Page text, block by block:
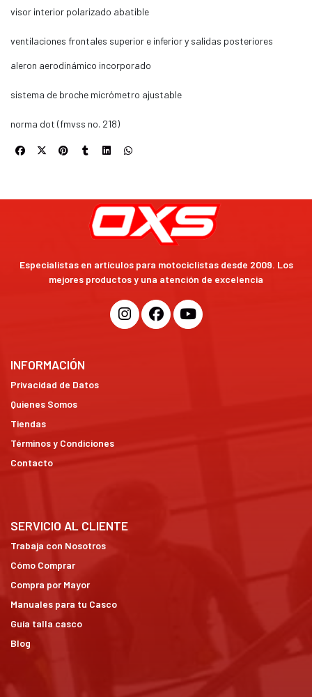
visor interior polarizado abatible
ventilaciones frontales superior e inferior y salidas posteriores
aleron aerodinámico incorporado
sistema de broche micrómetro ajustable
norma dot (fmvss no. 218)
Especialistas en artículos para motociclistas desde 2009. Los
mejores productos y una atención de excelencia
INFORMACIÓN
Privacidad de Datos
Quienes Somos
Tiendas
Términos y Condiciones
Contacto
SERVICIO AL CLIENTE
Trabaja con Nosotros
Cómo Comprar
Compra por Mayor
Manuales para tu Casco
Guía talla casco
Blog